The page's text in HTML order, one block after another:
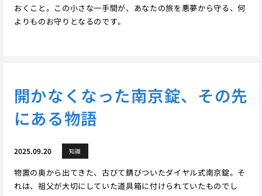
おくこと。この小さな一手間が、あなたの旅を悪夢から守る、何
よりものお守りとなるのです。
開かなくなった南京錠、その先
にある物語
2025.09.20 知識
物置の奥から出てきた、古びて錆びついたダイヤル式南京錠。そ
れは、祖父が大切にしていた道具箱に付けられていたものでし